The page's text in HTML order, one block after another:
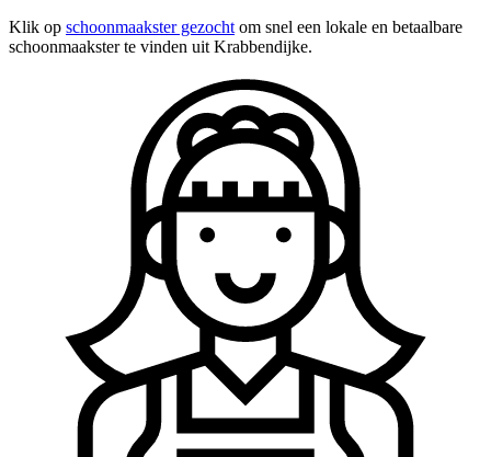
Klik op schoonmaakster gezocht om snel een lokale en betaalbare
schoonmaakster te vinden uit Krabbendijke.